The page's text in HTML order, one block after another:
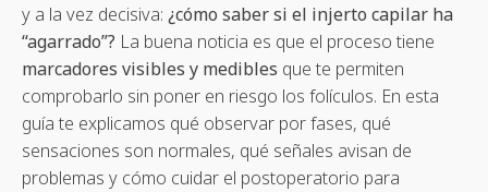
y a la vez decisiva: ¿cómo saber si el injerto capilar ha
“agarrado”? La buena noticia es que el proceso tiene
marcadores visibles y medibles que te permiten
comprobarlo sin poner en riesgo los folículos. En esta
guía te explicamos qué observar por fases, qué
sensaciones son normales, qué señales avisan de
problemas y cómo cuidar el postoperatorio para